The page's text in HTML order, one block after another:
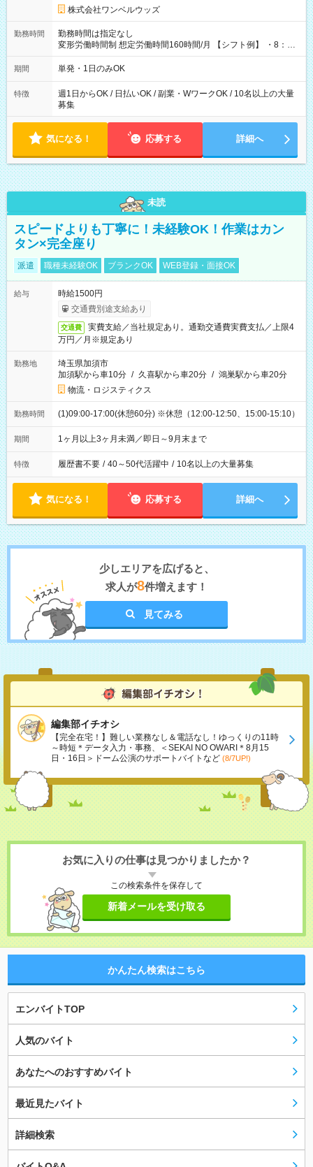
株式会社ワンベルウッズ
勤務時間
勤務時間は指定なし
変形労働時間制 想定労働時間160時間/月 【シフト例】 ・8：00
～21：00
期間 単発・1日のみOK
特徴
週1日からOK / 日払いOK / 副業・WワークOK / 10名以上の大量
募集
気になる！ 応募する 詳細へ
未読
スピードよりも丁寧に！未経験OK！作業はカン
タン×完全座り
派遣 職種未経験OK ブランクOK WEB登録・面接OK
給与
時給1500円
交通費別途支給あり
交通費
実費支給／当社規定あり。通勤交通費実費支払／上限4
万円／月※規定あり
勤務地
埼玉県加須市
加須駅から車10分 / 久喜駅から車20分 / 鴻巣駅から車20分
物流・ロジスティクス
勤務時間 (1)09:00-17:00(休憩60分) ※休憩（12:00-12:50、15:00-15:10）
期間 1ヶ月以上3ヶ月未満／即日～9月末まで
特徴 履歴書不要 / 40～50代活躍中 / 10名以上の大量募集
気になる！ 応募する 詳細へ
少しエリアを広げると、
求人が8件増えます！
見てみる
編集部イチオシ
【完全在宅！】難しい業務なし＆電話なし！ゆっくりの11時
～時短＊データ入力・事務、＜SEKAI NO OWARI＊8月15
日・16日＞ドーム公演のサポートバイトなど (8/7UP!)
お気に入りの仕事は見つかりましたか？
この検索条件を保存して
新着メールを受け取る
かんたん検索はこちら
エンバイトTOP
人気のバイト
あなたへのおすすめバイト
最近見たバイト
詳細検索